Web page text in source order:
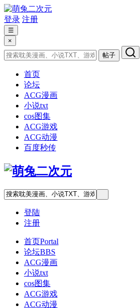
登录 注册
☰
×
帖子
首页
论坛
ACG漫画
小说txt
cos图集
ACG游戏
ACG动漫
百度秒传
登陆
注册
首页Portal
论坛BBS
ACG漫画
小说txt
cos图集
ACG游戏
ACG动漫